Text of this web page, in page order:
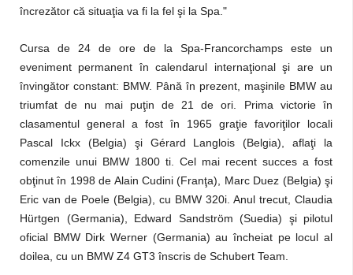
încrezător că situaţia va fi la fel şi la Spa."
Cursa de 24 de ore de la Spa-Francorchamps este un
eveniment permanent în calendarul internaţional şi are un
învingător constant: BMW. Până în prezent, maşinile BMW au
triumfat de nu mai puţin de 21 de ori. Prima victorie în
clasamentul general a fost în 1965 graţie favoriţilor locali
Pascal Ickx (Belgia) şi Gérard Langlois (Belgia), aflaţi la
comenzile unui BMW 1800 ti. Cel mai recent succes a fost
obţinut în 1998 de Alain Cudini (Franţa), Marc Duez (Belgia) şi
Eric van de Poele (Belgia), cu BMW 320i. Anul trecut, Claudia
Hürtgen (Germania), Edward Sandström (Suedia) şi pilotul
oficial BMW Dirk Werner (Germania) au încheiat pe locul al
doilea, cu un BMW Z4 GT3 înscris de Schubert Team.